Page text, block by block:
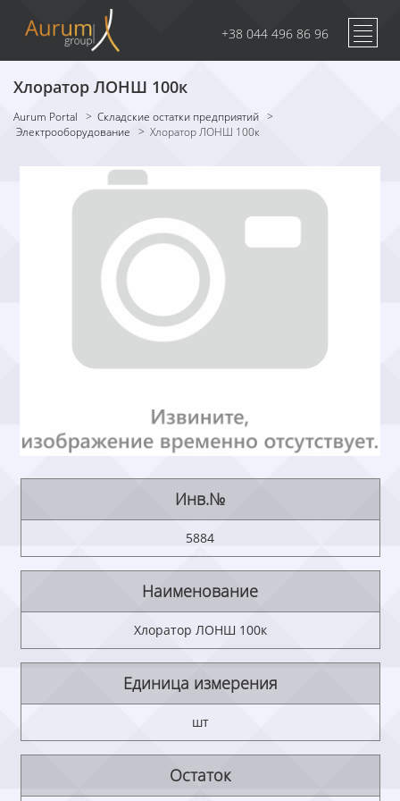
+38 044 496 86 96
Хлоратор ЛОНШ 100к
Aurum Portal > Складские остатки предприятий >
Электрооборудование > Хлоратор ЛОНШ 100к
Инв.№
5884
Наименование
Хлоратор ЛОНШ 100к
Единица измерения
шт
Остаток